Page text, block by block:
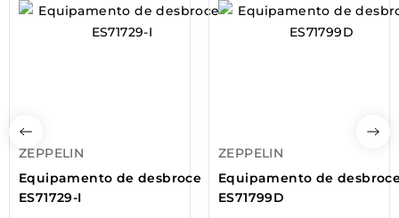
ZEPPELIN
Equipamento de desbroce
ES71729-I
ZEPPELIN
Equipamento de
ES71799D